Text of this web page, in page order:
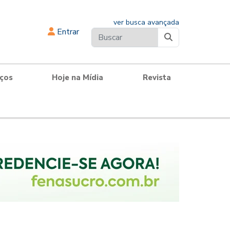
Entrar
ver busca avançada
Hoje na Mídia Revista